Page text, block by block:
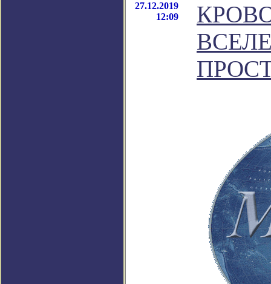
27.12.2019
12:09